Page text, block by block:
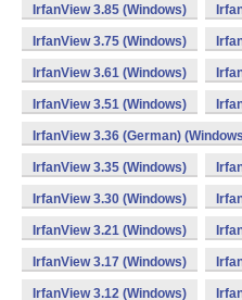
IrfanView 3.85 (Windows)
IrfanView 3.75 (Windows)
IrfanView 3.61 (Windows)
IrfanView 3.51 (Windows)
IrfanView 3.36 (German)
IrfanView 3.35 (Windows)
IrfanView 3.30 (Windows)
IrfanView 3.21 (Windows)
IrfanView 3.17 (Windows)
IrfanView 3.12 (Windows)